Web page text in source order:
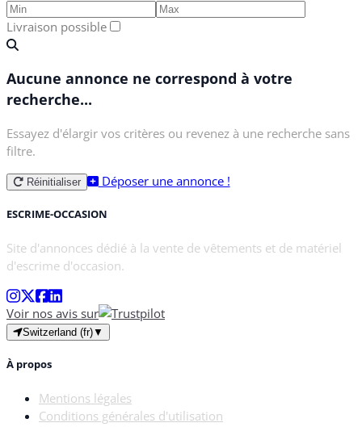
Livraison possible
Aucune annonce ne correspond à votre
recherche...
Essayez d'élargir vos critères ou revenez à une recherche sans
filtre.
Réinitialiser Déposer une annonce !
ESCRIME-OCCASION
Site d'annonces dédié à la vente de vêtements et de matériel
d'escrime d'occasion.
Voir nos avis sur
Switzerland (fr)▼
À propos
Mentions légales
Conditions générales d'utilisation